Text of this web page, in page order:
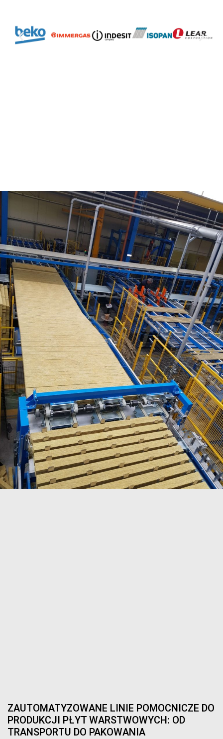
ZAUTOMATYZOWANE LINIE POMOCNICZE DO
PRODUKCJI PŁYT WARSTWOWYCH: OD
TRANSPORTU DO PAKOWANIA